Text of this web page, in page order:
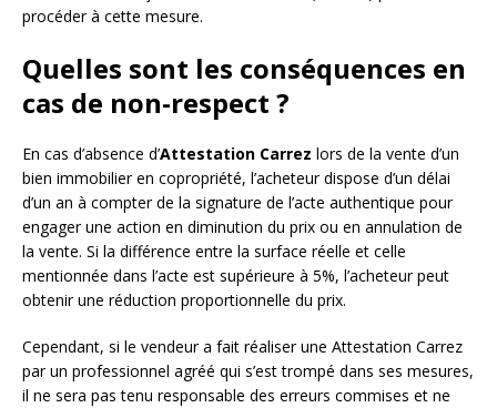
procéder à cette mesure.
Quelles sont les conséquences en
cas de non-respect ?
En cas d’absence d’Attestation Carrez lors de la vente d’un
bien immobilier en copropriété, l’acheteur dispose d’un délai
d’un an à compter de la signature de l’acte authentique pour
engager une action en diminution du prix ou en annulation de
la vente. Si la différence entre la surface réelle et celle
mentionnée dans l’acte est supérieure à 5%, l’acheteur peut
obtenir une réduction proportionnelle du prix.
Cependant, si le vendeur a fait réaliser une Attestation Carrez
par un professionnel agréé qui s’est trompé dans ses mesures,
il ne sera pas tenu responsable des erreurs commises et ne